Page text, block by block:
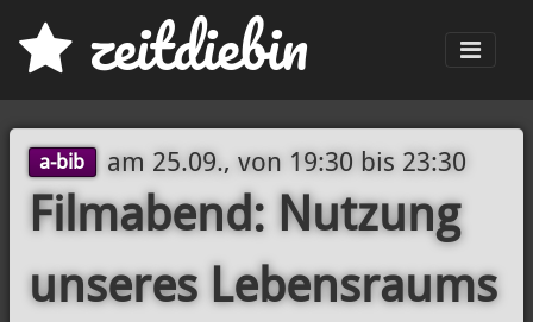
zeitdiebin
a-bib am 25.09., von 19:30 bis 23:30
Filmabend: Nutzung
unseres Lebensraums